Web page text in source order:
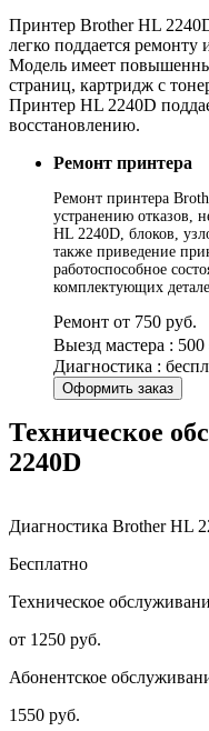
Принтер Brother HL
легко поддается
Модель имеет
страниц, картридж с
Принтер HL 2240D
восстановлению.
Ремонт принтера
Ремонт принтера
устранению отказов,
HL 2240D, блоков,
также приведение
работоспособное
комплектующих
Ремонт от 750 руб.
Выезд мастера : 500
Диагностика :
Оформить заказ
Техническое
2240D
Диагностика Brother HL
Бесплатно
Техническое
от 1250 руб.
Абонентское
1550 руб.